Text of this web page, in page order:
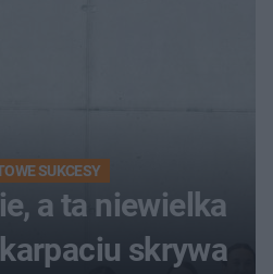
SUKCESY
a ta niewielka
skrywa